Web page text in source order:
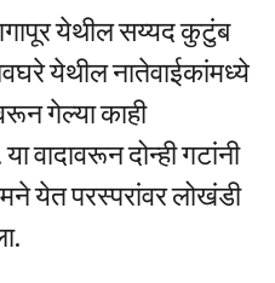
येथील सय्यद कुटुंब
येथील नातेवाईकांमध्ये
गेल्या काही
वादावरून दोन्ही गटांनी
येत परस्परांवर लोखंडी